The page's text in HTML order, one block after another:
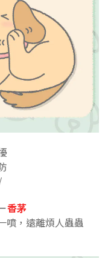
香茅
，遠離煩人蟲蟲